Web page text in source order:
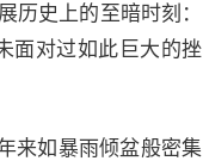
历史上的至暗时刻：
面对过如此巨大的挫
来如暴雨倾盆般密集